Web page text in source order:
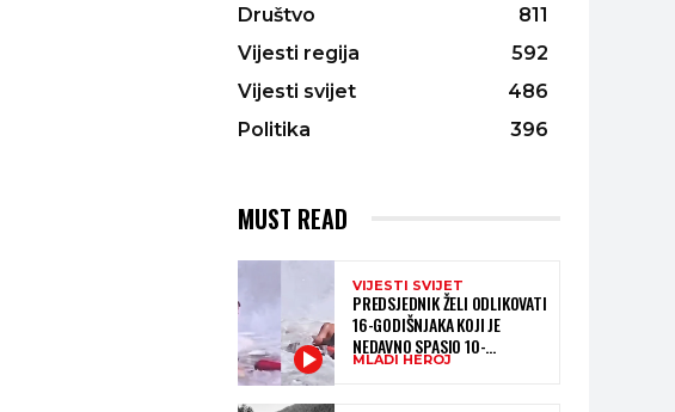
Društvo
811
Vijesti regija
592
Vijesti svijet
486
Politika
396
MUST READ
VIJESTI SVIJET
PREDSJEDNIK ŽELI ODLIKOVATI
16-GODIŠNJAKA KOJI JE
NEDAVNO SPASIO 10-
GODIŠNJEG DJEČAKA IZ
MLADI HEROJ